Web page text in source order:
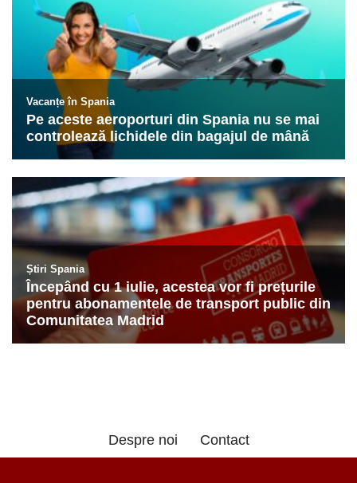
Despre noi Contact